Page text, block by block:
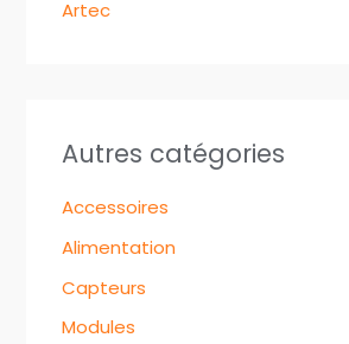
Artec
Autres catégories
Accessoires
Alimentation
Capteurs
Modules